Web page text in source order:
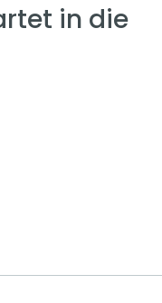
in die